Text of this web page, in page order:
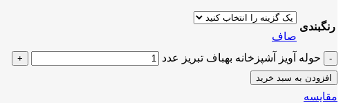
رنگبندی
صاف
حوله آویز آشپزخانه بهباف تبریز عدد
افزودن به سبد خرید
مقايسه